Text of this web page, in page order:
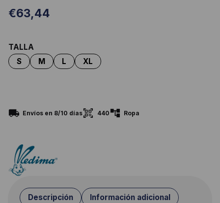
€63,44
TALLA
Envíos en 8/10 días 440 Ropa
Descripción Información adicional